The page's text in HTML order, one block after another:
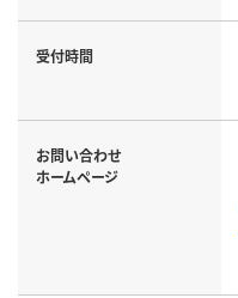
受付時間
お問い合わせ
ホームページ